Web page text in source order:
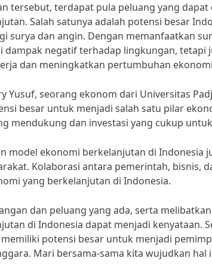
tersebut, terdapat pula peluang yang
Salah satunya adalah potensi besar
surya dan angin. Dengan memanfaatkan
dampak negatif terhadap lingkungan, tetapi
dan meningkatkan pertumbuhan
Yusuf, seorang ekonom dari Universitas
besar untuk menjadi salah satu pilar
mendukung dan investasi yang cukup
model ekonomi berkelanjutan di Indonesia
Kolaborasi antara pemerintah, bisnis,
yang berkelanjutan di Indonesia.
dan peluang yang ada, serta
di Indonesia dapat menjadi kenyataan.
memiliki potensi besar untuk menjadi
Mari bersama-sama kita wujudkan hal